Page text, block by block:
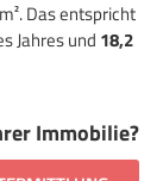
Das entspricht
Jahres und 18,2
Immobilie?